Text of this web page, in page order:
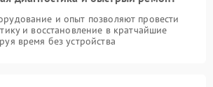
и опыт позволяют провести
и восстановление в кратчайшие
время без устройства